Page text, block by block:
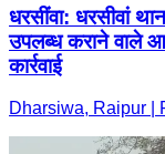
धरसींवा: धरसीवां
उपलब्ध कराने वाले
कार्रवाई
Dharsiwa, Raipur |